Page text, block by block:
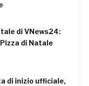
di VNews24:
di Natale
di inizio ufficiale,